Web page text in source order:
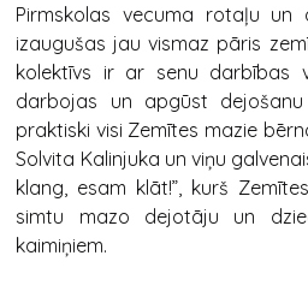
Pirmskolas vecuma rotaļu un
izaugušas jau vismaz pāris
kolektīvs ir ar senu darbības
darbojas un apgūst
praktiski visi Zemītes mazie
Solvita Kalinjuka un viņu
klang, esam klāt!”, kurš
simtu mazo dejotāju un
kaimiņiem.